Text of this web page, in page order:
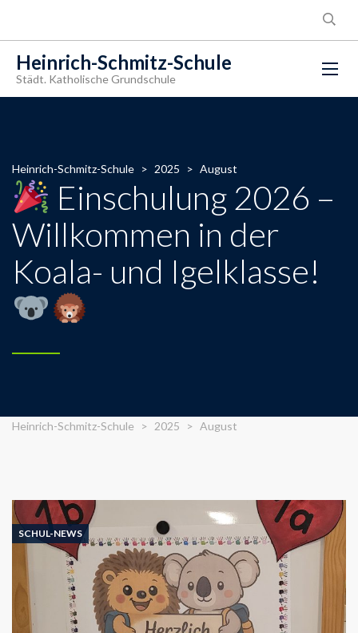
Heinrich-Schmitz-Schule
Städt. Katholische Grundschule
Heinrich-Schmitz-Schule > 2025 > August
Einschulung 2026 –
Willkommen in der
Koala- und Igelklasse!
Heinrich-Schmitz-Schule > 2025 > August
SCHUL-NEWS